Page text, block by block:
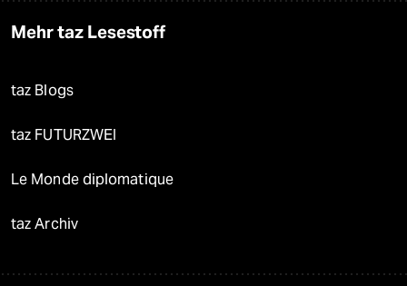
Mehr taz Lesestoff
taz Blogs
taz FUTURZWEI
Le Monde diplomatique
taz Archiv